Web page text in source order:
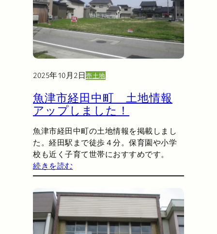
2025年10月2日売土地
魚津市経田中町 土地情報
アップしました！
魚津市経田中町の土地情報を掲載しまし
た。経田駅まで徒歩４分。保育園や小学
校も近く子育て世帯におすすめです。
続きを読む